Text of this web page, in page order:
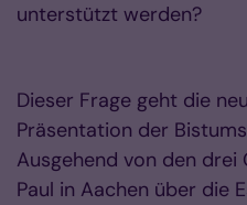
unterstützt werden?
Dieser Frage geht die
Präsentation der
Ausgehend von den drei
Paul in Aachen über die